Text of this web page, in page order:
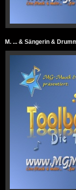
M. ... & Sängerin &